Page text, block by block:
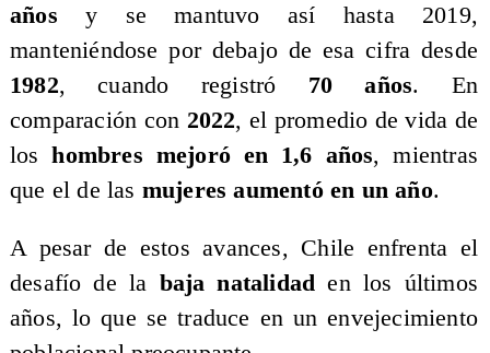
añosy se mantuvo así hasta 2019,
manteniéndose por debajo de esa cifra desde
1982, cuando registró 70 años. En
comparación con 2022, el promedio de vida de
loshombres mejoró en 1,6 años, mientras
que el de las mujeres aumentó en un año.
​A pesar de estos avances, Chile enfrenta el
desafío de la baja natalidaden los últimos
años, lo que se traduce en un envejecimiento